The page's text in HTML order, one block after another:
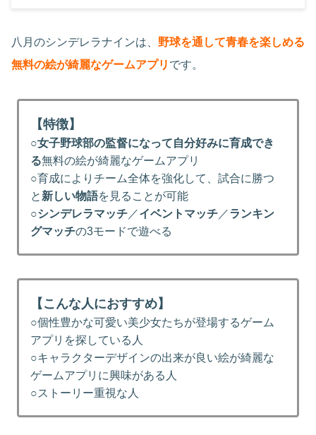
八月のシンデレラナインは、 野球を通して青春を楽しめる
無料の絵が綺麗なゲームアプリ です。
【特徴】
○女子野球部の監督になって自分好みに育成でき
る無料の絵が綺麗なゲームアプリ
○育成によりチーム全体を強化して、試合に勝つ
と 新しい物語を見ることが可能
○シンデレラマッチ ／イベントマッチ ／ランキン
グマッチの3モードで遊べる
【こんな人におすすめ】
○個性豊かな可愛い美少女たちが登場するゲーム
アプリを探している人
○キャラクターデザインの出来が良い絵が綺麗な
ゲームアプリに興味がある人
○ストーリー重視な人